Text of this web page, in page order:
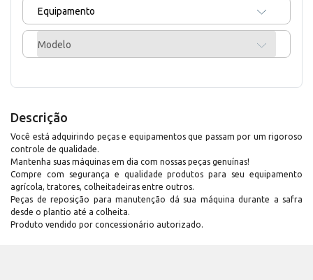
Equipamento
Modelo
Descrição
Você está adquirindo peças e equipamentos que passam por um rigoroso
controle de qualidade.
Mantenha suas máquinas em dia com nossas peças genuínas!
Compre com segurança e qualidade produtos para seu equipamento
agrícola, tratores, colheitadeiras entre outros.
Peças de reposição para manutenção dá sua máquina durante a safra
desde o plantio até a colheita.
Produto vendido por concessionário autorizado.